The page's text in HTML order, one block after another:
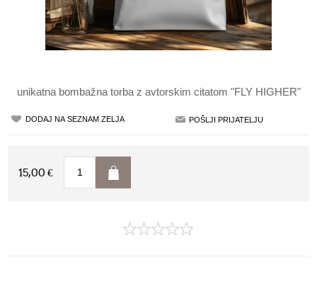
unikatna bombažna torba z avtorskim citatom "FLY HIGHER"
15,00 €